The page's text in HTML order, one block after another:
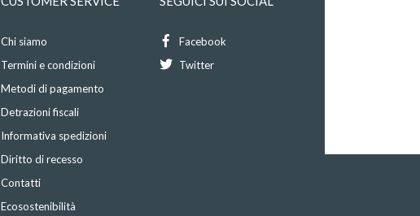
Chi siamo
Termini e condizioni
Metodi di pagamento
Detrazioni fiscali
Informativa spedizioni
Diritto di recesso
Contatti
Ecosostenibilità
Facebook
Twitter